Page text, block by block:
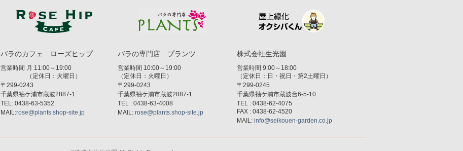
バラのカフェ ローズヒップ
営業時間 月 11:00～19:00
（定休日：火曜日）
〒299-0243
千葉県袖ケ浦市蔵波2887-1
TEL: 0438-63-5352
MAIL:rose@plants.shop-site.jp
バラの専門店 プランツ
営業時間 10:00～19:00
（定休日：火曜日）
〒299-0243
千葉県袖ケ浦市蔵波2887-1
TEL : 0438-63-4008
MAIL: rose@plants.shop-site.jp
株式会社生光園
営業時間 9:00～18:00
（定休日：日・祝日・第2土曜日）
〒299-0245
千葉県袖ケ浦市蔵波台6-5-10
TEL : 0438-62-4075
FAX : 0438-62-4520
MAIL: info@seikouen-garden.co.jp